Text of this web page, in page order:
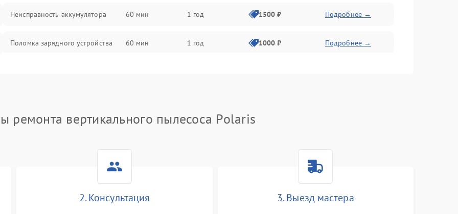
Неисправность аккумулятора 60 мин 1 год 1500 ₽ Подробнее →
Поломка зарядного устройства 60 мин 1 год 1000 ₽ Подробнее →
Неисправность системы защиты от
ремонта вертикального пылесоса Polaris
2. Консультация 3. Выезд мастера